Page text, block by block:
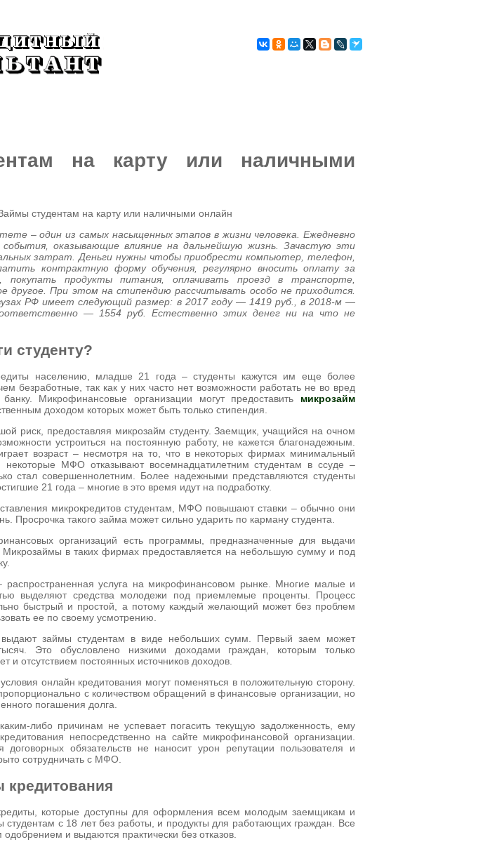
на карту или наличными
– один из самых насыщенных этапов в жизни человека. Ежедневно
события, оказывающие влияние на дальнейшую жизнь. Зачастую эти
затрат. Деньги нужны чтобы приобрести компьютер, телефон,
контрактную форму обучения, регулярно вносить оплату за
покупать продукты питания, оплачивать проезд в транспорте,
другое. При этом на стипендию рассчитывать особо не приходится.
РФ имеет следующий размер: в 2017 году — 1419 руб., в 2018-м —
— 1554 руб. Естественно этих денег ни на что не
студенту?
населению, младше 21 года – студенты кажутся им еще более
безработные, так как у них часто нет возможности работать не во вред
Микрофинансовые организации могут предоставить микрозайм
доходом которых может быть только стипендия.
риск, предоставляя микрозайм студенту. Заемщик, учащийся на очном
устроиться на постоянную работу, не кажется благонадежным.
возраст – несмотря на то, что в некоторых фирмах минимальный
некоторые МФО отказывают восемнадцатилетним студентам в ссуде –
стал совершеннолетним. Более надежными представляются студенты
21 года – многие в это время идут на подработку.
микрокредитов студентам, МФО повышают ставки – обычно они
Просрочка такого займа может сильно ударить по карману студента.
организаций есть программы, предназначенные для выдачи
Микрозаймы в таких фирмах предоставляется на небольшую сумму и под
услуга на микрофинансовом рынке. Многие малые и
выделяют средства молодежи под приемлемые проценты. Процесс
быстрый и простой, а потому каждый желающий может без проблем
ее по своему усмотрению.
займы студентам в виде небольших сумм. Первый заем может
Это обусловлено низкими доходами граждан, которым только
и отсутствием постоянных источников доходов.
онлайн кредитования могут поменяться в положительную сторону.
с количеством обращений в финансовые организации, но
погашения долга.
либо причинам не успевает погасить текущую задолженность, ему
непосредственно на сайте микрофинансовой организации.
договорных обязательств не наносит урон репутации пользователя и
сотрудничать с МФО.
которые доступны для оформления всем молодым заемщикам и
студентам с 18 лет без работы, и продукты для работающих граждан. Все
и выдаются практически без отказов.